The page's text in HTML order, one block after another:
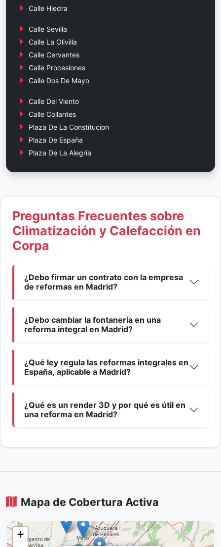
Calle Hiedra
Calle Sevilla
Calle La Olivilla
Calle Cervantes
Calle Procesiones
Calle Dos De Mayo
Calle Del Viento
Calle Collantes
Plaza De La Constitucion
Plaza De España
Plaza De La Alegria
Preguntas Frecuentes sobre
Climatización y Calefacción en
Corpa
¿Debo firmar un contrato con la empresa
de reformas en Madrid?
¿Debo cambiar la fontanería en una
reforma integral en Madrid?
¿Qué ley regula las reformas integrales en
España, aplicable a Madrid?
¿Qué es un render 3D y por qué es útil en
una reforma en Madrid?
Mapa de Cobertura Activa
+